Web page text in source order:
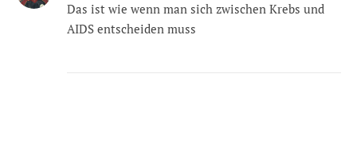
Das ist wie wenn man sich zwischen Krebs und
AIDS entscheiden muss